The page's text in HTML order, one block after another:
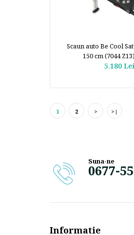
Scaun auto Be Cool
150 cm (7044
5.180 Lei
1 2 > >|
Suna-ne
0677-
Informatie